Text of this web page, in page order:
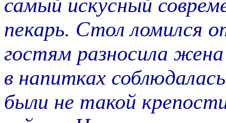
самый искусный
пекарь. Стол ломился
гостям разносила
в напитках
были не такой